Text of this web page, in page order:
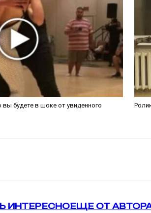
вы будете в шоке от увиденного
ИНТЕРЕСНОЕЩЕ ОТ